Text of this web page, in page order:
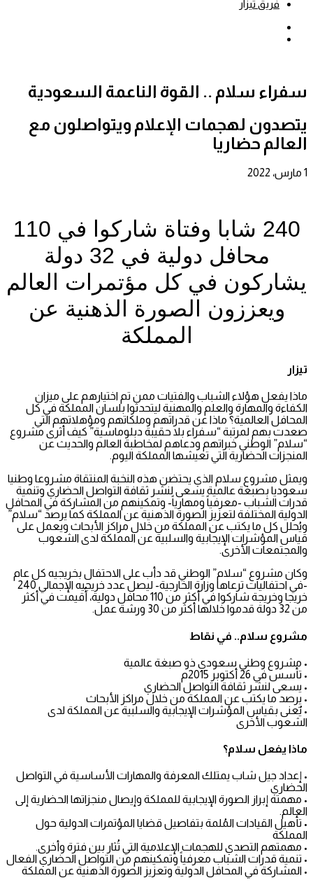
فريق تيزار
سفراء سلام .. القوة الناعمة السعودية
يتصدون لهجمات الإعلام ويتواصلون مع
العالم حضاريا
1 مارس، 2022
240 شابا وفتاة شاركوا في 110
محافل دولية في 32 دولة
يشاركون في كل مؤتمرات العالم
ويعززون الصورة الذهنية عن
المملكة
تيزار
ماذا يفعل هؤلاء الشباب والفتيات ممن تم اختيارهم على ميزان
الكفاءة والمهارة والعلم والمهنية ليتحدثوا بلسان المملكة في كل
المحافل العالمية؟ ماذا عن قدراتهم وملكاتهم ومؤهلاتهم التي
صعدت بهم لمرتبة “سفراء بلا حقيبة دبلوماسية” كيف أثرى مشروع
“سلام” الوطني خبراتهم ودعاهم لمخاطبة العالم والحديث عن
المنجزات الحضارية التي تعيشها المملكة اليوم.
ويمثل مشروع سلام الذي يحتضن هذه النخبة المنتقاة مشروعا وطنيا
سعوديا بصبغة عالمية يسعى لنشر ثقافة التواصل الحضاري وتنمية
قدرات الشباب -معرفياً ومهارياً- وتمكينهم من المشاركة في المحافل
الدولية المختلفة لتعزيز الصورة الذهنية عن المملكة كما يرصد “سلام”
ويُحلل كل ما يكتب عن المملكة من خلال مراكز الأبحاث ويعمل على
قياس المؤشرات الإيجابية والسلبية عن المملكة لدى الشعوب
والمجتمعات الأخرى.
وكان مشروع “سلام” الوطني قد دأب على الاحتفال بخريجيه كل عام
-في احتفاليات ترعاها وزارة الخارجية- ليصل عدد خريجيه الإجمالي 240
خريجا وخريجة شاركوا في أكثر من 110 محافل دولية، أُقيمت في أكثر
من 32 دولة قدموا خلالها أكثر من 30 ورشة عمل.
مشروع سلام.. في نقاط
• مشروع وطني سعودي ذو صبغة عالمية
• تأسس في 26 أكتوبر 2015م
• يسعى لنشر ثقافة التواصل الحضاري
• يرصد ما يكتب عن المملكة من خلال مراكز الأبحاث
• يٌعنى بقياس المؤشرات الإيجابية والسلبية عن المملكة لدى
الشعوب الأخرى
ماذا يفعل سلام؟
• إعداد جيل شاب يمتلك المعرفة والمهارات الأساسية في التواصل
الحضاري
• مهمته إبراز الصورة الإيجابية للمملكة وإيصال منجزاتها الحضارية إلى
العالم.
• تأهيل القيادات المُلمة بتفاصيل قضايا المؤتمرات الدولية حول
المملكة
• مهمتهم التصدي للهجمات الإعلامية التي تُثار بين فترة وأخرى.
• تنمية قدرات الشباب معرفياً وتمكينهم من التواصل الحضاري الفعال
• المشاركة في المحافل الدولية وتعزيز الصورة الذهنية عن المملكة